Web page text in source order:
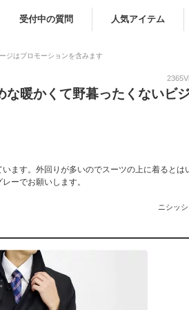
受付中の質問 人気アイテム
ジはプロモーションを含みます
2365
な暖かくて野暮ったくないビ
ます。外回りが多いのでスーツの上に着るとは
ーでお願いします。
ニシッ